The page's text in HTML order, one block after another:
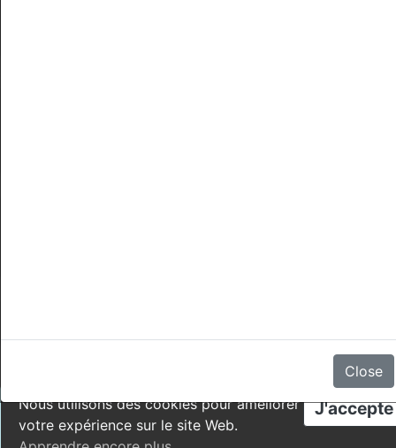
Close
J'accepte
Nous utilisons des cookies pour améliorer
votre expérience sur le site Web.